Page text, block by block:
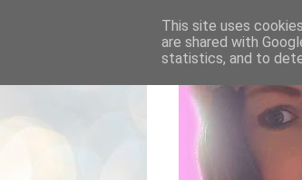
This site uses
are shared with
statistics, and to